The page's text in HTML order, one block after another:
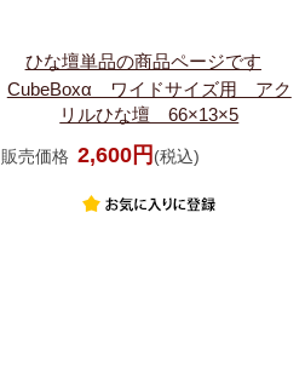
ひな壇単品の商品ページです
CubeBoxα ワイドサイズ用 アク
リルひな壇 66×13×5
販売価格 2,600円 (税込)